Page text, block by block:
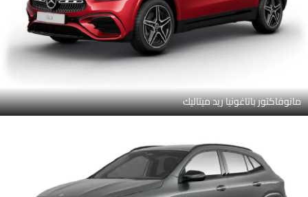
مانوفاكتور باتاغونيا ريد ميتاليك